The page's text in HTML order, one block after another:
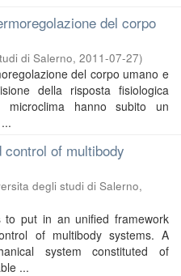
del corpo
di Salerno, 2011-07-27)
del corpo umano e
della risposta fisiologica
microclima hanno subito un
of multibody
degli studi di Salerno,
put in an unified framework
of multibody systems. A
system constituted of
...